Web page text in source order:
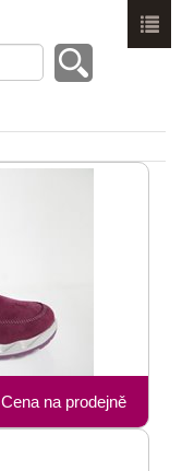
Cena na prodejně